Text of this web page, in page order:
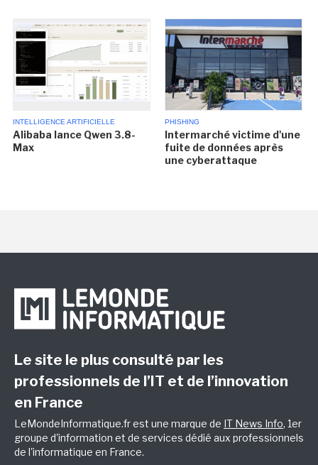
INTELLIGENCE ARTIFICIELLE
Alibaba lance Qwen 3.8-
Max
PHISHING
Intermarché victime d'une
fuite de données après
une cyberattaque
Le site le plus consulté par les
professionnels de l’IT et de l’innovation
en France
LeMondeInformatique.fr est une marque de IT News Info, 1er
groupe d'information et de services dédié aux professionnels
de l'informatique en France.